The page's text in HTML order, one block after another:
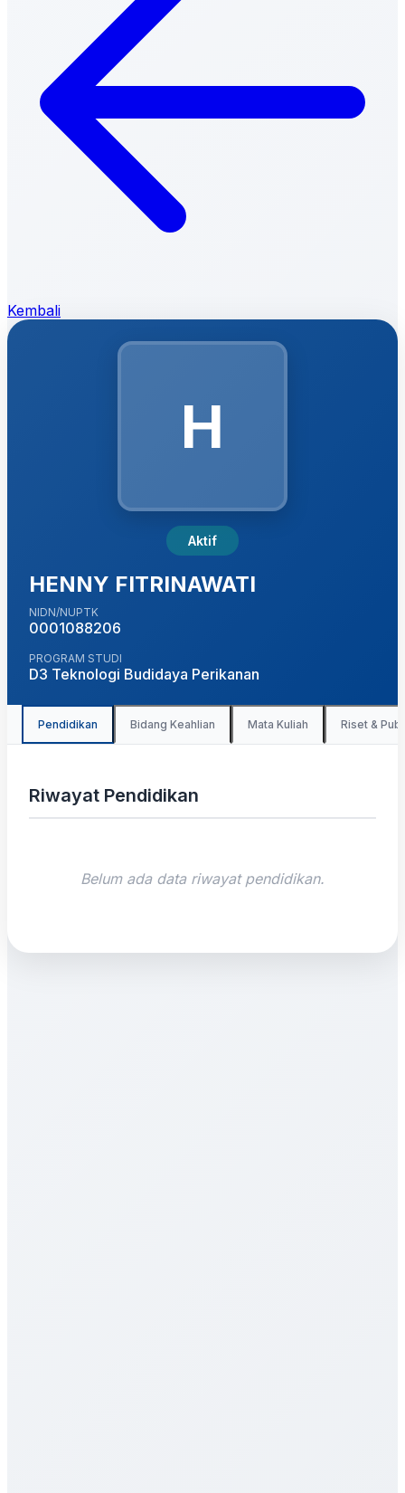
Kembali
H
Aktif
HENNY FITRINAWATI
NIDN/NUPTK
0001088206
PROGRAM STUDI
D3 Teknologi Budidaya Perikanan
Pendidikan Bidang Keahlian Mata Kuliah Riset &
Riwayat Pendidikan
Belum ada data riwayat pendidikan.